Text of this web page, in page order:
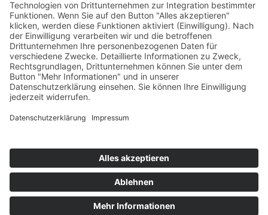
2009 - 2022 krieger-chiptuning.com |Impressum|
Datenschutzerklärung|Kontakt